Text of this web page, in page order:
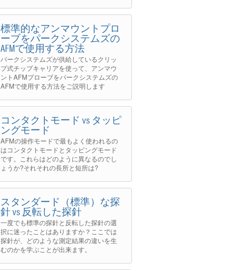
標準的なアンマウントプロ
ーブをパークシステムズの
AFMで使用する方法
パークシステムズが供給しているクリッ
プ式チップキャリアを使って、アンマウ
ントAFMプローブをパークシステムズの
AFMで使用する方法をご説明します
コンタクトモード vs タッピ
ングモード
AFMの操作モードで最もよく使われるの
はコンタクトモードとタッピングモード
です。これらはどのように異なるのでし
ょうか?それそれの長所と短所は?
スタンダード（標準）な探
針 vs 反転した探針
一度でも標準の探針と反転した探針の選
択に迷ったことはありますか？ここでは
探針が、どのような測定結果の違いを生
むのかを学ぶことが出来ます。